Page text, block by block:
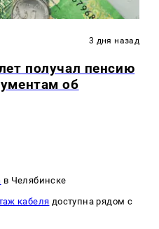
3 дня назад
получал пенсию
об
в Челябинске
кабеля доступна рядом с